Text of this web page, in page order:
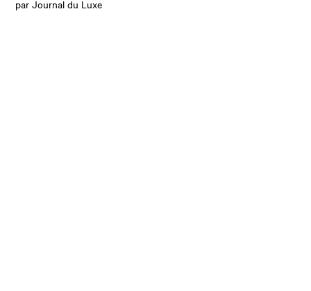
par Journal du Luxe